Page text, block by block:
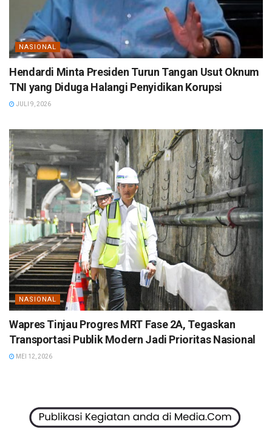
NASIONAL
Hendardi Minta Presiden Turun Tangan Usut Oknum
TNI yang Diduga Halangi Penyidikan Korupsi
JULI 9, 2026
NASIONAL
Wapres Tinjau Progres MRT Fase 2A, Tegaskan
Transportasi Publik Modern Jadi Prioritas Nasional
MEI 12, 2026